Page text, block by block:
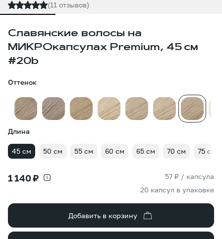
(11 отзывов)
Славянские волосы на
МИКРОкапсулах Premium, 45 см
#20b
Оттенок
Длина
45 см 50 см 55 см 60 см 65 см 70 см 75 см
1 140 ₽
57 ₽ / капсула
20 капсул в упаковке
Добавить в корзину